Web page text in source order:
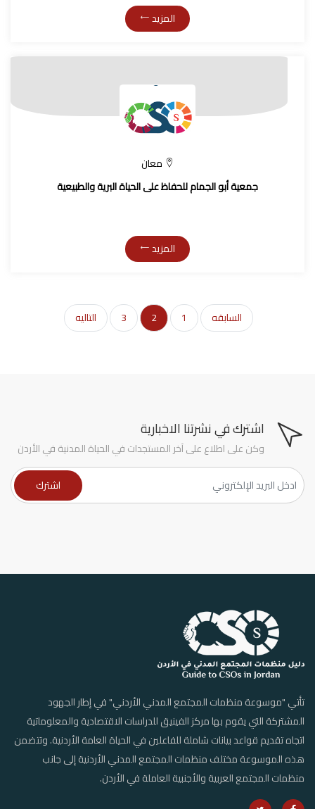
المزيد
معان
جمعية أبو الجمام للحفاظ على الحياة البرية والطبيعية
المزيد
السابقه 1
2
3 التاليه
اشترك في نشرتنا الاخبارية
وكن على اطلاع على آخر المستجدات في الحياة المدنية في الأردن
تأتي "موسوعة منظمات المجتمع المدني الأردني" في إطار الجهود
المشتركة التي يقوم بها مركز الفينيق للدراسات الاقتصادية والمعلوماتية
اتجاه تقديم قواعد بيانات شاملة للفاعلين في الحياة العامة الأردنية. وتتضمن
هذه الموسوعة مختلف منظمات المجتمع المدني الأردنية إلى جانب
منظمات المجتمع العربية والأجنبية العاملة في الأردن.